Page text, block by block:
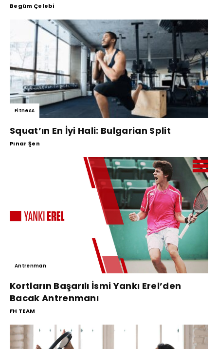
Begüm Çelebi
Fitness
Squat’ın En İyi Hali: Bulgarian Split
Pınar Şen
Antrenman
Kortların Başarılı İsmi Yankı Erel’den
Bacak Antrenmanı
FH TEAM